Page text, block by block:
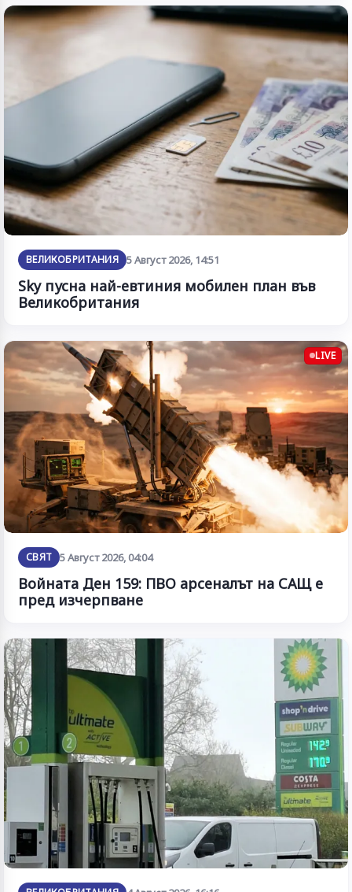
ВЕЛИКОБРИТАНИЯ 5 Август 2026, 14:51
Sky пусна най-евтиния мобилен план във
Великобритания
LIVE
СВЯТ 5 Август 2026, 04:04
Войната Ден 159: ПВО арсеналът на САЩ е
пред изчерпване